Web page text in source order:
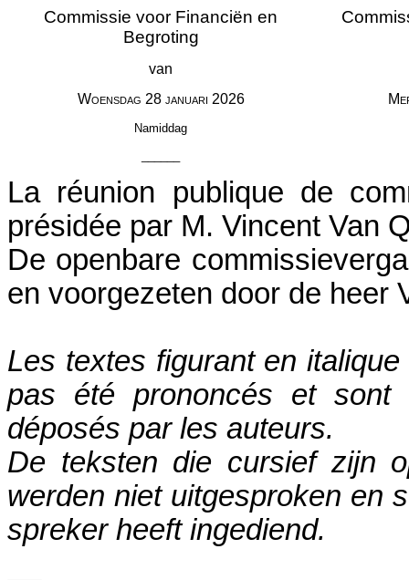
Commissie voor Financiën en
Begroting
van
Woensdag 28 januari 2026
Namiddag
La réunion publique de
présidée par M. Vincent Van
De openbare
en voorgezeten door de heer
Les textes figurant en
pas été prononcés et sont
déposés par les auteurs.
De teksten die cursief zijn
werden niet uitgesproken en
spreker heeft ingediend.